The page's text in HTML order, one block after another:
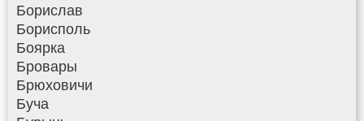
Борислав
Борисполь
Боярка
Бровары
Брюховичи
Буча